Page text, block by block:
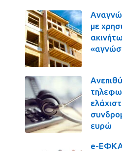
με
ευρώ
e-